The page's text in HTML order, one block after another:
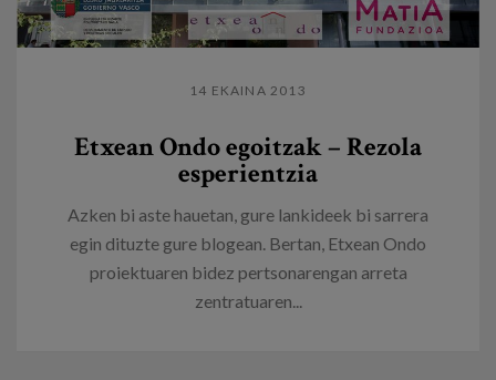
14 EKAINA 2013
Etxean Ondo egoitzak – Rezola
esperientzia
Azken bi aste hauetan, gure lankideek bi sarrera
egin dituzte gure blogean. Bertan, Etxean Ondo
proiektuaren bidez pertsonarengan arreta
zentratuaren...